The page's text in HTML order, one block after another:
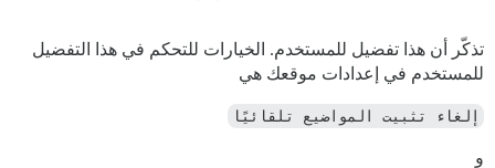
تذكّر أن هذا تفضيل للمستخدم. الخيارات للتحكم في هذا التفضيل
للمستخدم في إعدادات موقعك هي
إلغاء تثبيت المواضيع تلقائيًا
و